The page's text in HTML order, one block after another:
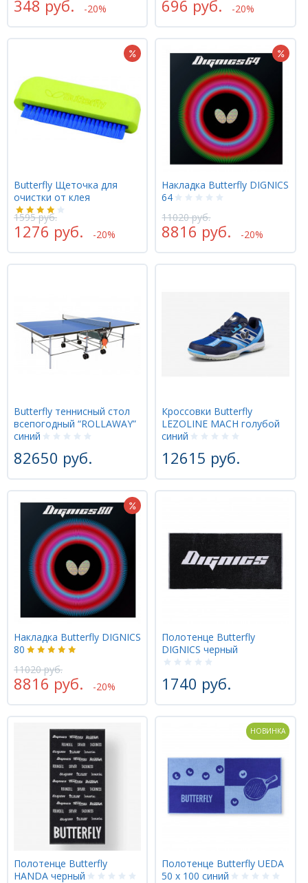
348 руб. -20% 696 руб. -20%
Butterfly Щеточка для
очистки от клея
1595 руб.
1276 руб. -20%
Накладка Butterfly DIGNICS
64
11020 руб.
8816 руб. -20%
Butterfly теннисный стол
всепогодный “ROLLAWAY”
синий
82650 руб.
Кроссовки Butterfly
LEZOLINE MACH голубой
синий
12615 руб.
Накладка Butterfly DIGNICS
80
11020 руб.
8816 руб. -20%
Полотенце Butterfly
DIGNICS черный
1740 руб.
Полотенце Butterfly
HANDA черный
НОВИНКА
Полотенце Butterfly UEDA
50 х 100 синий